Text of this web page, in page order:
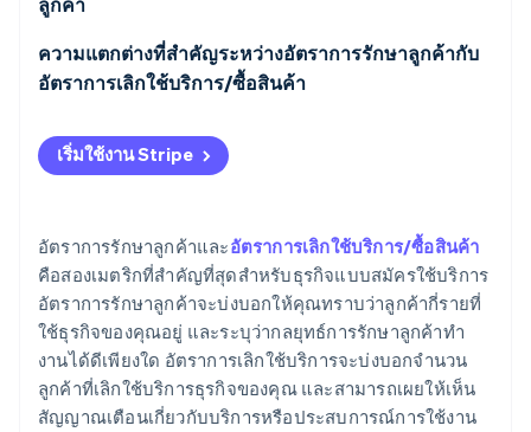
ความแตกต่างที่สําคัญระหว่างอัตราการรักษาลูกค้ากับ
อัตราการเลิกใช้บริการ/ซื้อสินค้า
เริ่มใช้งาน Stripe
อัตราการรักษาลูกค้าและอัตราการเลิกใช้บริการ/ซื้อสินค้า
คือสองเมตริกที่สําคัญที่สุดสําหรับธุรกิจแบบสมัครใช้บริการ
อัตราการรักษาลูกค้าจะบ่งบอกให้คุณทราบว่าลูกค้ากี่รายที่
ใช้ธุรกิจของคุณอยู่ และระบุว่ากลยุทธ์การรักษาลูกค้าทํา
งานได้ดีเพียงใด อัตราการเลิกใช้บริการจะบ่งบอกจํานวน
ลูกค้าที่เลิกใช้บริการธุรกิจของคุณ และสามารถเผยให้เห็น
สัญญาณเตือนเกี่ยวกับบริการหรือประสบการณ์การใช้งาน